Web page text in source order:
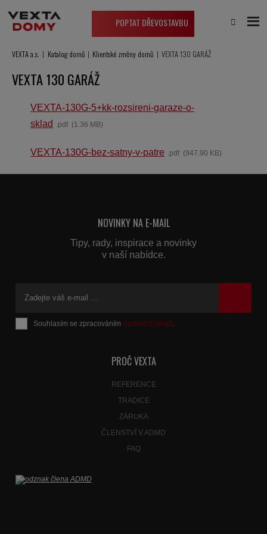
POPTAT DŘEVOSTAVBU
VEXTA a.s. Katalog domů Klientské změny domů VEXTA 130 GARÁŽ
VEXTA 130 GARÁŽ
VEXTA-130G-5+kk-rozsireni-garaze-o-
sklad
pdf 1.36 MB
VEXTA-130G-bez-satny-v-patre pdf 947.90 KB
NOVINKY NA E-MAIL
Tipy, rady, inspirace a novinky
v naší nabídce.
Souhlasím se zpracovánímosobních údajů
PROČ VEXTA
REFERENCE
TRADICE
ZÁRUKA
ČLENSTVÍ V ADMD
FAQ